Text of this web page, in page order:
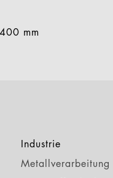
mm
Industrie
Metallverarbeitung